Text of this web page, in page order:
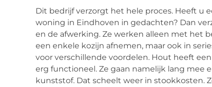
Dit bedrijf verzorgt het hele proces. Heeft u
woning in Eindhoven in gedachten? Dan
en de afwerking. Ze werken alleen met het
een enkele kozijn afnemen, maar ook in
voor verschillende voordelen. Hout heeft
erg functioneel. Ze gaan namelijk lang mee
kunststof. Dat scheelt weer in stookkosten.